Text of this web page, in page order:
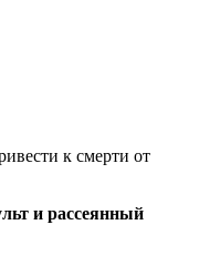
к смерти от
и рассеянный